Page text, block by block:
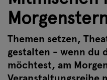
Themen setzen,
gestalten - wenn du
möchtest, am